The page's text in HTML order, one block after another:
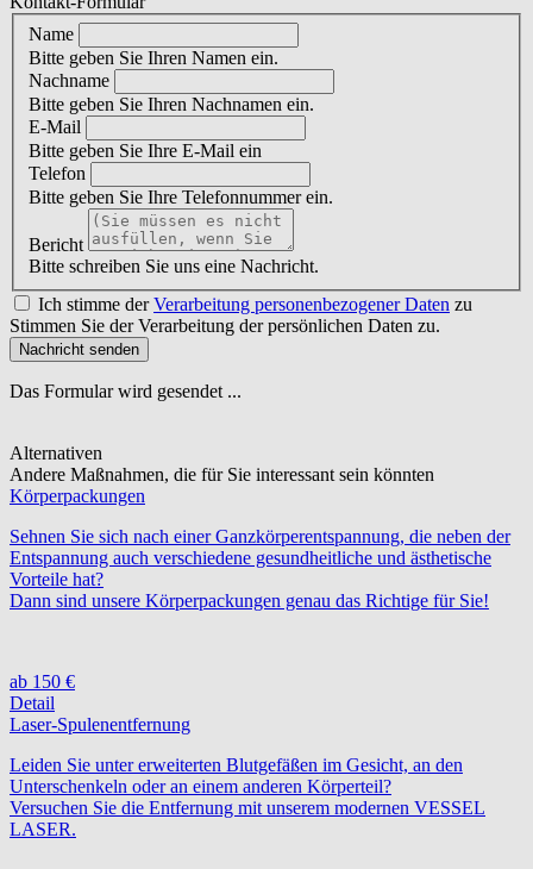
Name
Bitte geben Sie Ihren Namen ein.
Nachname
Bitte geben Sie Ihren Nachnamen ein.
E-Mail
Bitte geben Sie Ihre E-Mail ein
Telefon
Bitte geben Sie Ihre Telefonnummer ein.
Bericht
Bitte schreiben Sie uns eine Nachricht.
Ich stimme derVerarbeitung personenbezogener Daten zu
Stimmen Sie der Verarbeitung der persönlichen Daten zu.
Nachricht senden
Das Formular wird gesendet ...
Alternativen
Andere Maßnahmen, die für Sie interessant sein könnten
Körperpackungen
Sehnen Sie sich nach einer Ganzkörperentspannung, die neben der
Entspannung auch verschiedene gesundheitliche und ästhetische
Vorteile hat?
Dann sind unsere Körperpackungen genau das Richtige für Sie!
ab 150 €
Detail
Laser-Spulenentfernung
Leiden Sie unter erweiterten Blutgefäßen im Gesicht, an den
Unterschenkeln oder an einem anderen Körperteil?
Versuchen Sie die Entfernung mit unserem modernen VESSEL
LASER.